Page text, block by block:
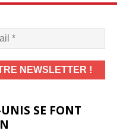
SE FONT